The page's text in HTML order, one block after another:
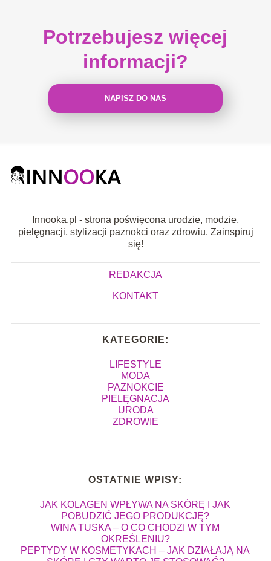
Potrzebujesz więcej
informacji?
NAPISZ DO NAS
Innooka.pl - strona poświęcona urodzie, modzie,
pielęgnacji, stylizacji paznokci oraz zdrowiu. Zainspiruj
się!
REDAKCJA
KONTAKT
KATEGORIE:
LIFESTYLE
MODA
PAZNOKCIE
PIELĘGNACJA
URODA
ZDROWIE
OSTATNIE WPISY:
JAK KOLAGEN WPŁYWA NA SKÓRĘ I JAK
POBUDZIĆ JEGO PRODUKCJĘ?
WINA TUSKA – O CO CHODZI W TYM
OKREŚLENIU?
PEPTYDY W KOSMETYKACH – JAK DZIAŁAJĄ NA